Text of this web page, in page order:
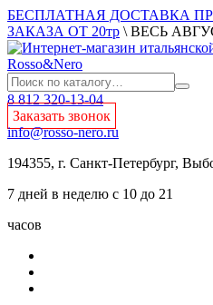
БЕСПЛАТНАЯ ДОСТАВКА
ЗАКАЗА ОТ 20тр \ ВЕСЬ
8 812 320-13-04
Заказать звонок
info@rosso-nero.ru
194355, г. Санкт-Петербург,
7 дней в неделю с 10 до 21
часов